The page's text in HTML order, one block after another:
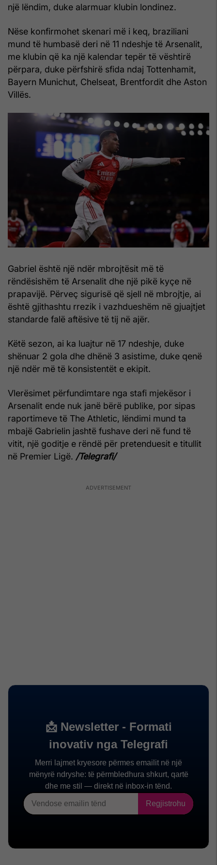
një lëndim, duke alarmuar klubin londinez.
Nëse konfirmohet skenari më i keq, braziliani
mund të humbasë deri në 11 ndeshje të Arsenalit,
me klubin që ka një kalendar tepër të vështirë
përpara, duke përfshirë sfida ndaj Tottenhamit,
Bayern Munichut, Chelseat, Brentfordit dhe Aston
Villës.
Gabriel është një ndër mbrojtësit më të
rëndësishëm të Arsenalit dhe një pikë kyçe në
prapavijë. Përveç sigurisë që sjell në mbrojtje, ai
është gjithashtu rrezik i vazhdueshëm në gjuajtjet
standarde falë aftësive të tij në ajër.
Këtë sezon, ai ka luajtur në 17 ndeshje, duke
shënuar 2 gola dhe dhënë 3 asistime, duke qenë
një ndër më të konsistentët e ekipit.
Vlerësimet përfundimtare nga stafi mjekësor i
Arsenalit ende nuk janë bërë publike, por sipas
raportimeve të The Athletic, lëndimi mund ta
mbajë Gabrielin jashtë fushave deri në fund të
vitit, një goditje e rëndë për pretenduesit e titullit
në Premier Ligë. /Telegrafi/